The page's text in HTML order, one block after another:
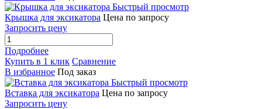
Быстрый просмотр
Крышка для эксикатора Цена по запросу
Запросить цену
Подробнее
Купить в 1 клик Сравнение
В избранное Под заказ
Быстрый просмотр
Вставка для эксикатора Цена по запросу
Запросить цену